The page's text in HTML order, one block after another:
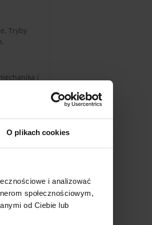
O plikach cookies
i analizować
społecznościowym,
od Ciebie lub
Tryby
i
taki, jaki